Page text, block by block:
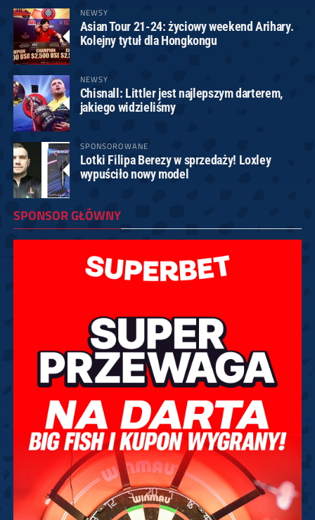
NEWSY
Asian Tour 21-24: życiowy weekend Arihary.
Kolejny tytuł dla Hongkongu
NEWSY
Chisnall: Littler jest najlepszym darterem,
jakiego widzieliśmy
SPONSOROWANE
Lotki Filipa Berezy w sprzedaży! Loxley
wypuściło nowy model
SPONSOR GŁÓWNY